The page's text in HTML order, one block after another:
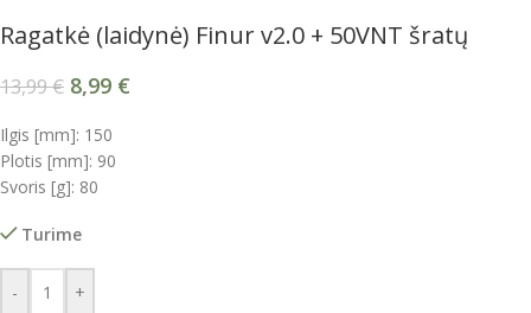
Ragatkė (laidynė) Finur v2.0 + 50VNT šratų
13,99€ 8,99 €
Ilgis [mm]: 150
Plotis [mm]: 90
Svoris [g]: 80
Turime
- +